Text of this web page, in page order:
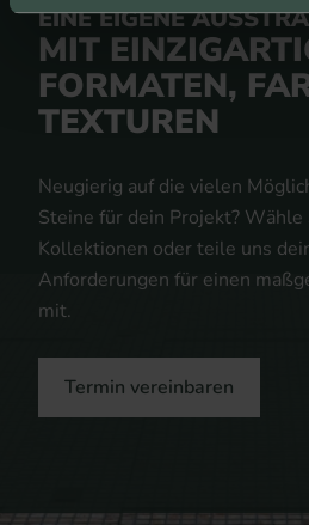
EINE EIGENE
MIT
FORMATEN,
TEXTUREN
Neugierig auf die vielen
Steine für dein Projekt? Wähle
Kollektionen oder teile uns
Anforderungen für einen
mit.
Termin vereinbaren